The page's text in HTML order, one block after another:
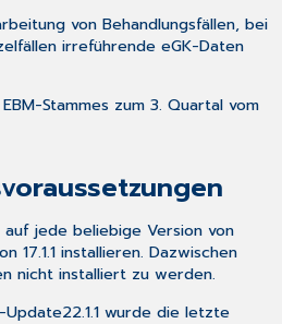
von Behandlungsfällen, bei
irreführende eGK-Daten
Stammes zum 3. Quartal vom
jede beliebige Version von
17.1.1 installieren. Dazwischen
nicht installiert zu werden.
Update22.1.1 wurde dieletzte